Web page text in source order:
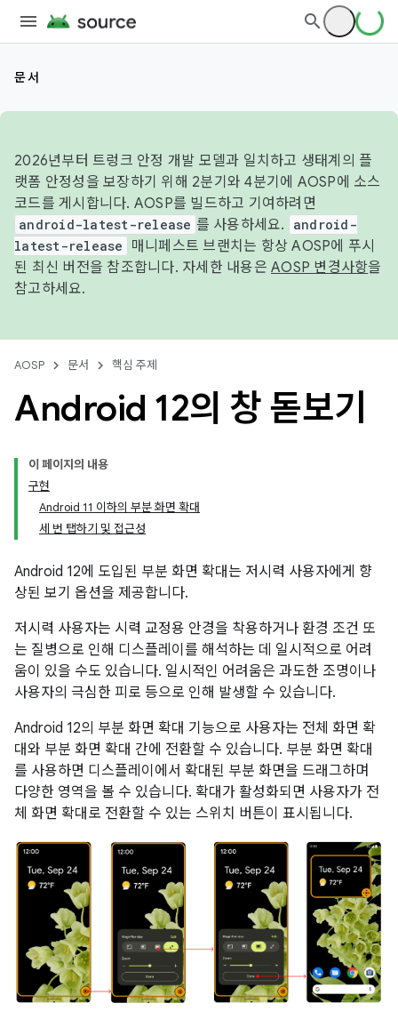
문서
2026년부터 트렁크 안정 개발 모델과 일치하고 생태계의 플
랫폼 안정성을 보장하기 위해 2분기와 4분기에 AOSP에 소스
코드를 게시합니다. AOSP를 빌드하고 기여하려면
android-latest-release 를 사용하세요.
android-
latest-release
매니페스트 브랜치는 항상 AOSP에 푸시
된 최신 버전을 참조합니다. 자세한 내용은 AOSP 변경사항을
참고하세요.
AOSP 문서 핵심 주제
Android 12의 창 돋보기
이 페이지의 내용
구현
Android 11 이하의 부분 화면 확대
세 번 탭하기 및 접근성
Android 12에 도입된 부분 화면 확대는 저시력 사용자에게 향
상된 보기 옵션을 제공합니다.
저시력 사용자는 시력 교정용 안경을 착용하거나 환경 조건 또
는 질병으로 인해 디스플레이를 해석하는 데 일시적으로 어려
움이 있을 수도 있습니다. 일시적인 어려움은 과도한 조명이나
사용자의 극심한 피로 등으로 인해 발생할 수 있습니다.
Android 12의 부분 화면 확대 기능으로 사용자는 전체 화면 확
대와 부분 화면 확대 간에 전환할 수 있습니다. 부분 화면 확대
를 사용하면 디스플레이에서 확대된 부분 화면을 드래그하며
다양한 영역을 볼 수 있습니다. 확대가 활성화되면 사용자가 전
체 화면 확대로 전환할 수 있는 스위치 버튼이 표시됩니다.